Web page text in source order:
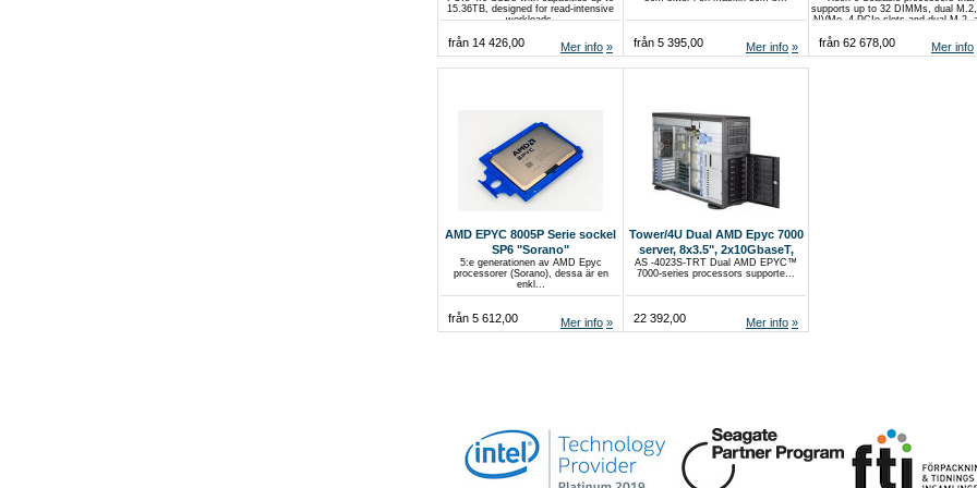
15.36TB, designed for read-intensive
workloads.
från 14 426,00 Mer info från 5 395,00 Mer info
supports up to 32 DIMMs, dual
NVMe, 4 PCIe slots and dual M.2,
från 62 678,00 Mer info
AMD EPYC 8005P Serie sockel
SP6 "Sorano"
5:e generationen av AMD Epyc
processorer (Sorano), dessa är en
enkl...
från 5 612,00 Mer info
Tower/4U Dual AMD Epyc 7000
server, 8x3.5", 2x10GbaseT,
RedPwr
AS -4023S-TRT Dual AMD EPYC™
7000-series processors supporte...
22 392,00 Mer info